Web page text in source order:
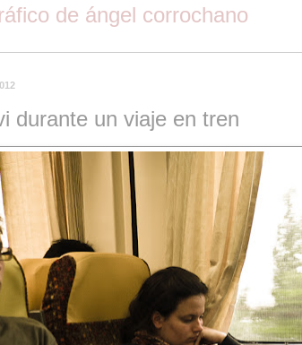
de ángel corrochano
durante un viaje en tren